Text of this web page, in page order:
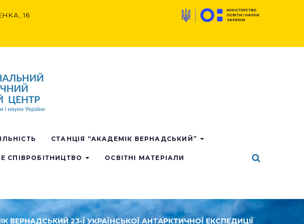
16
СТАНЦІЯ “АКАДЕМІК ВЕРНАДСЬКИЙ”
СПІВРОБІТНИЦТВО ОСВІТНІ МАТЕРІАЛИ
ВЕРНАДСЬКИЙ 23-Ї УКРАЇНСЬКОЇ АНТАРКТИЧНОЇ ЕКСПЕДИЦІЇ